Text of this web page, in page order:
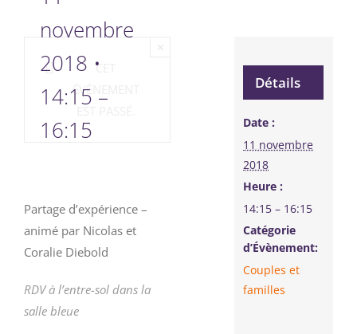
CET
ÉVÈNEMENT
novembre
2018 •
14:15 –
16:15
Partage d’expérience –
animé par Nicolas et
Coralie Diebold
RDV à l’entre-sol dans la
salle bleue
Détails
Date :
11 novembre
2018
Heure :
14:15 – 16:15
Catégorie
d’Évènement:
Couples et
familles